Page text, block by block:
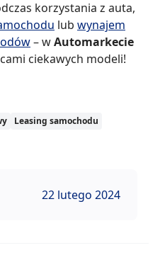
korzystania z auta,
lub wynajem
– wAutomarkecie
ciekawych modeli!
Leasing samochodu
22 lutego 2024